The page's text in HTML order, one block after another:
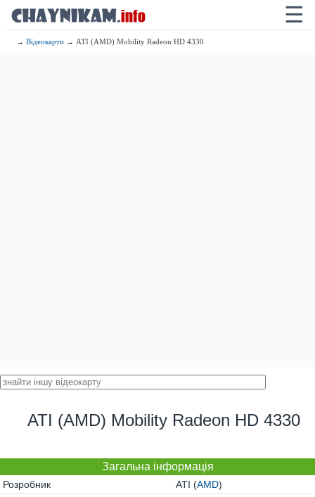
☰
→Відеокарти → ATI (AMD) Mobility Radeon HD 4330
ATI (AMD) Mobility Radeon HD 4330
Загальна інформація
Розробник ATI (AMD)